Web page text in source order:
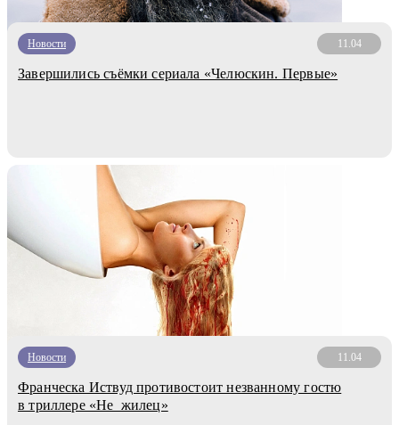
Новости 11.04
Завершились съёмки сериала «Челюскин. Первые»
Новости 11.04
Франческа Иствуд противостоит незванному гостю
в триллере «Не_жилец»